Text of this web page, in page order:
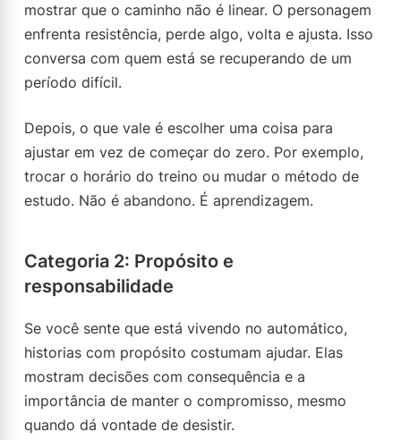
mostrar que o caminho não é linear. O personagem
enfrenta resistência, perde algo, volta e ajusta. Isso
conversa com quem está se recuperando de um
período difícil.
Depois, o que vale é escolher uma coisa para
ajustar em vez de começar do zero. Por exemplo,
trocar o horário do treino ou mudar o método de
estudo. Não é abandono. É aprendizagem.
Categoria 2: Propósito e
responsabilidade
Se você sente que está vivendo no automático,
historias com propósito costumam ajudar. Elas
mostram decisões com consequência e a
importância de manter o compromisso, mesmo
quando dá vontade de desistir.